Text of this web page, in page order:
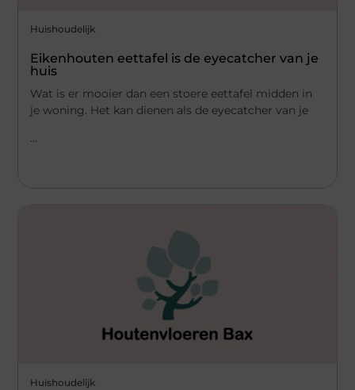
Huishoudelijk
Eikenhouten eettafel is de eyecatcher van je
huis
Wat is er mooier dan een stoere eettafel midden in
je woning. Het kan dienen als de eyecatcher van je
...
Huishoudelijk